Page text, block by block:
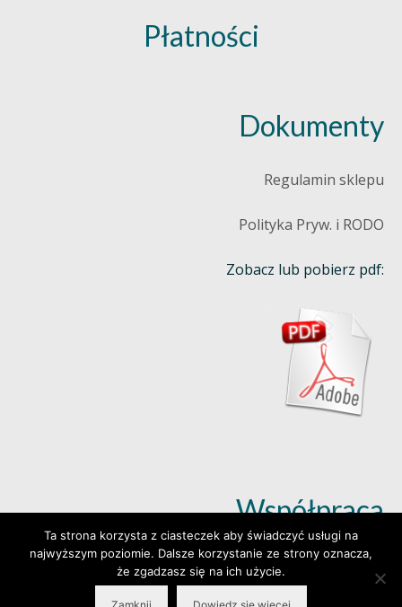
Płatności
Dokumenty
Regulamin sklepu
Polityka Pryw. i RODO
Zobacz lub pobierz pdf:
Współpraca
Dowiedz się więcej (klik)
Ta strona korzysta z ciasteczek aby świadczyć usługi na
najwyższym poziomie. Dalsze korzystanie ze strony oznacza,
że zgadzasz się na ich użycie.